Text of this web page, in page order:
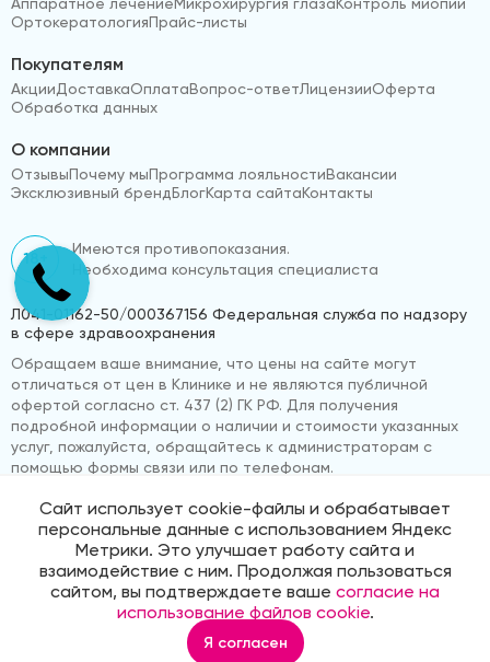
ОртокератологияПрайс-листы
Покупателям
АкцииДоставкаОплатаВопрос-ответЛицензииОферта
Обработка данных
О компании
ОтзывыПочему мыПрограмма лояльностиВакансии
Эксклюзивный брендБлогКарта сайтаКонтакты
18+
Имеются противопоказания.
Необходима консультация специалиста
Л041-01162-50/000367156 Федеральная служба по надзору
в сфере здравоохранения
Обращаем ваше внимание, что цены на сайте могут
отличаться от цен в Клинике и не являются публичной
офертой согласно ст. 437 (2) ГК РФ. Для получения
подробной информации о наличии и стоимости указанных
услуг, пожалуйста, обращайтесь к администраторам с
помощью формы связи или по телефонам.
© 2026 «ВижуВсё»
Реквизиты компании
Политика обработки персональных данных
Продвижение сайтаMedmaps
Сайт использует cookie-файлы и обрабатывает
персональные данные с использованием Яндекс
Метрики. Это улучшает работу сайта и
взаимодействие с ним. Продолжая пользоваться
сайтом, вы подтверждаете ваше согласие на
использование файлов cookie.
Я согласен